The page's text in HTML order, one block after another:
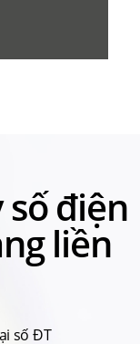
số điện
liền
số ĐT